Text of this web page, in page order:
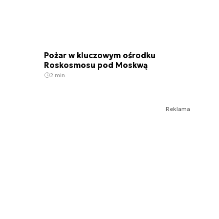
Pożar w kluczowym ośrodku
Roskosmosu pod Moskwą
2 min.
Reklama